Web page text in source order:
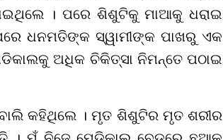
। ପରେ ଶିଶୁଟିକୁ ମାଆକୁ ଧରାଇ
ଧନମତିଙ୍କ ସ୍ୱାମୀଙ୍କ ପାଖରୁ ଏକ
ଅଧିକ ଚିକିତ୍ସା ନିମନ୍ତେ ପଠାଇ
କହିଥିଲେ । ମୃତ ଶିଶୁଟିର ମୃତ ଶରୀର